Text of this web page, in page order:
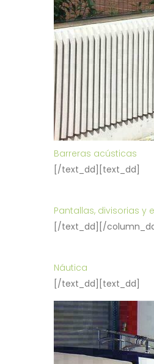
Barreras acústicas
[/text_dd][text_dd]
Pantallas, divisorias y
[/text_dd][/
Náutica
[/text_dd][text_dd]